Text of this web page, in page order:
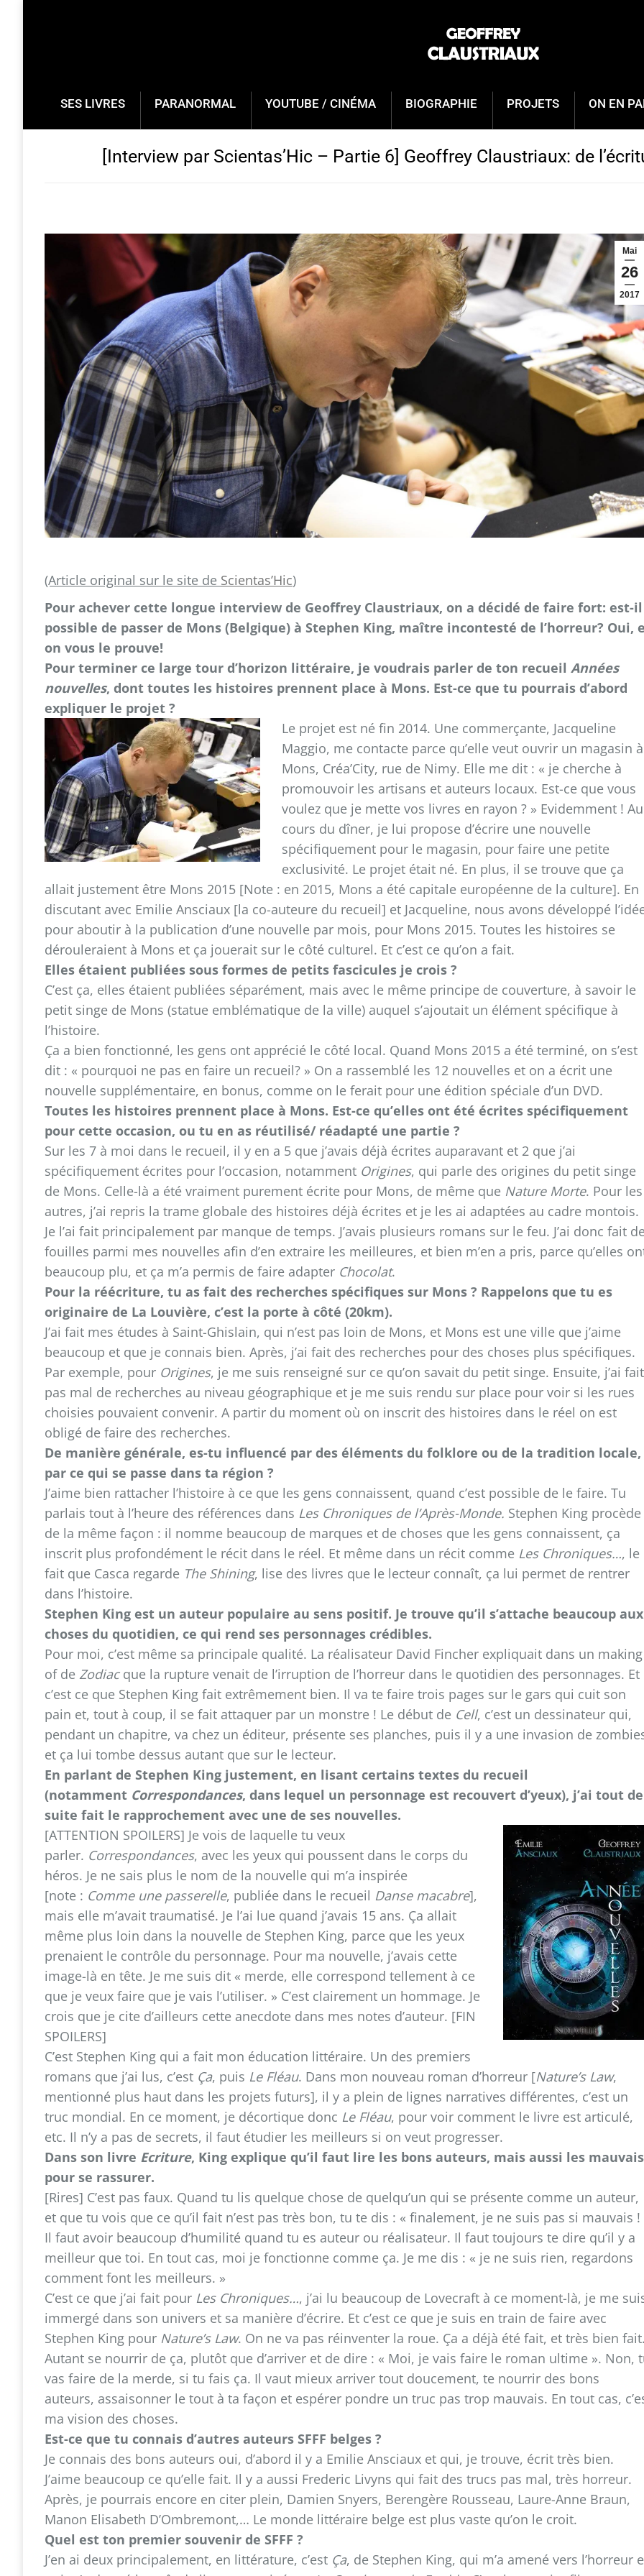
SES LIVRES PARANORMAL YOUTUBE / CINÉMA BIOGRAPHIE PROJETS ON EN
[Interview par Scientas’Hic – Partie 6] Geoffrey Claustriaux: de
Mai
26
2017
(Article original sur le site de Scientas’Hic)
Pour achever cette longue interview de Geoffrey Claustriaux, on a décidé de faire fort: est-il
possible de passer de Mons (Belgique) à Stephen King, maître incontesté de l’horreur? Oui,
on vous le prouve!
Pour terminer ce large tour d’horizon littéraire, je voudrais parler de ton recueil Années
nouvelles, dont toutes les histoires prennent place à Mons. Est-ce que tu pourrais d’abord
expliquer le projet ?
Le projet est né fin 2014. Une commerçante, Jacqueline
Maggio, me contacte parce qu’elle veut ouvrir un magasin à
Mons, Créa’City, rue de Nimy. Elle me dit : « je cherche à
promouvoir les artisans et auteurs locaux. Est-ce que vous
voulez que je mette vos livres en rayon ? » Evidemment ! Au
cours du dîner, je lui propose d’écrire une nouvelle
spécifiquement pour le magasin, pour faire une petite
exclusivité. Le projet était né. En plus, il se trouve que ça
allait justement être Mons 2015 [Note : en 2015, Mons a été capitale européenne de la culture]. En
discutant avec Emilie Ansciaux [la co-auteure du recueil] et Jacqueline, nous avons développé
pour aboutir à la publication d’une nouvelle par mois, pour Mons 2015. Toutes les histoires se
dérouleraient à Mons et ça jouerait sur le côté culturel. Et c’est ce qu’on a fait.
Elles étaient publiées sous formes de petits fascicules je crois ?
C’est ça, elles étaient publiées séparément, mais avec le même principe de couverture, à savoir le
petit singe de Mons (statue emblématique de la ville) auquel s’ajoutait un élément spécifique à
l’histoire.
Ça a bien fonctionné, les gens ont apprécié le côté local. Quand Mons 2015 a été terminé, on s’est
dit : « pourquoi ne pas en faire un recueil? » On a rassemblé les 12 nouvelles et on a écrit une
nouvelle supplémentaire, en bonus, comme on le ferait pour une édition spéciale d’un DVD.
Toutes les histoires prennent place à Mons. Est-ce qu’elles ont été écrites spécifiquement
pour cette occasion, ou tu en as réutilisé/ réadapté une partie ?
Sur les 7 à moi dans le recueil, il y en a 5 que j’avais déjà écrites auparavant et 2 que j’ai
spécifiquement écrites pour l’occasion, notamment Origines, qui parle des origines du petit singe
de Mons. Celle-là a été vraiment purement écrite pour Mons, de même que Nature Morte. Pour les
autres, j’ai repris la trame globale des histoires déjà écrites et je les ai adaptées au cadre montois.
Je l’ai fait principalement par manque de temps. J’avais plusieurs romans sur le feu. J’ai donc fait
fouilles parmi mes nouvelles afin d’en extraire les meilleures, et bien m’en a pris, parce qu’elles
beaucoup plu, et ça m’a permis de faire adapter Chocolat.
Pour la réécriture, tu as fait des recherches spécifiques sur Mons ? Rappelons que tu es
originaire de La Louvière, c’est la porte à côté (20km).
J’ai fait mes études à Saint-Ghislain, qui n’est pas loin de Mons, et Mons est une ville que j’aime
beaucoup et que je connais bien. Après, j’ai fait des recherches pour des choses plus spécifiques.
Par exemple, pour Origines, je me suis renseigné sur ce qu’on savait du petit singe. Ensuite, j’ai fait
pas mal de recherches au niveau géographique et je me suis rendu sur place pour voir si les rues
choisies pouvaient convenir. A partir du moment où on inscrit des histoires dans le réel on est
obligé de faire des recherches.
De manière générale, es-tu influencé par des éléments du folklore ou de la tradition locale,
par ce qui se passe dans ta région ?
J’aime bien rattacher l’histoire à ce que les gens connaissent, quand c’est possible de le faire. Tu
parlais tout à l’heure des références dans Les Chroniques de l’Après-Monde. Stephen King procède
de la même façon : il nomme beaucoup de marques et de choses que les gens connaissent, ça
inscrit plus profondément le récit dans le réel. Et même dans un récit comme Les Chroniques…, le
fait que Casca regarde The Shining, lise des livres que le lecteur connaît, ça lui permet de rentrer
dans l’histoire.
Stephen King est un auteur populaire au sens positif. Je trouve qu’il s’attache beaucoup aux
choses du quotidien, ce qui rend ses personnages crédibles.
Pour moi, c’est même sa principale qualité. La réalisateur David Fincher expliquait dans un making
of de Zodiacque la rupture venait de l’irruption de l’horreur dans le quotidien des personnages. Et
c’est ce que Stephen King fait extrêmement bien. Il va te faire trois pages sur le gars qui cuit son
pain et, tout à coup, il se fait attaquer par un monstre ! Le début de Cell, c’est un dessinateur qui,
pendant un chapitre, va chez un éditeur, présente ses planches, puis il y a une invasion de
et ça lui tombe dessus autant que sur le lecteur.
En parlant de Stephen King justement, en lisant certains textes du recueil
(notamment Correspondances, dans lequel un personnage est recouvert d’yeux), j’ai tout de
suite fait le rapprochement avec une de ses nouvelles.
[ATTENTION SPOILERS] Je vois de laquelle tu veux
parler. Correspondances, avec les yeux qui poussent dans le corps du
héros. Je ne sais plus le nom de la nouvelle qui m’a inspirée
[note : Comme une passerelle, publiée dans le recueil Danse macabre],
mais elle m’avait traumatisé. Je l’ai lue quand j’avais 15 ans. Ça allait
même plus loin dans la nouvelle de Stephen King, parce que les yeux
prenaient le contrôle du personnage. Pour ma nouvelle, j’avais cette
image-là en tête. Je me suis dit « merde, elle correspond tellement à ce
que je veux faire que je vais l’utiliser. » C’est clairement un hommage. Je
crois que je cite d’ailleurs cette anecdote dans mes notes d’auteur. [FIN
SPOILERS]
C’est Stephen King qui a fait mon éducation littéraire. Un des premiers
romans que j’ai lus, c’est Ça, puis Le Fléau. Dans mon nouveau roman d’horreur [Nature’s Law,
mentionné plus haut dans les projets futurs], il y a plein de lignes narratives différentes, c’est un
truc mondial. En ce moment, je décortique donc Le Fléau, pour voir comment le livre est articulé,
etc. Il n’y a pas de secrets, il faut étudier les meilleurs si on veut progresser.
Dans son livre Ecriture, King explique qu’il faut lire les bons auteurs, mais aussi les
pour se rassurer.
[Rires] C’est pas faux. Quand tu lis quelque chose de quelqu’un qui se présente comme un auteur,
et que tu vois que ce qu’il fait n’est pas très bon, tu te dis : « finalement, je ne suis pas si mauvais !
Il faut avoir beaucoup d’humilité quand tu es auteur ou réalisateur. Il faut toujours te dire qu’il y a
meilleur que toi. En tout cas, moi je fonctionne comme ça. Je me dis : « je ne suis rien, regardons
comment font les meilleurs. »
C’est ce que j’ai fait pour Les Chroniques…, j’ai lu beaucoup de Lovecraft à ce moment-là, je me
immergé dans son univers et sa manière d’écrire. Et c’est ce que je suis en train de faire avec
Stephen King pour Nature’s Law. On ne va pas réinventer la roue. Ça a déjà été fait, et très bien
Autant se nourrir de ça, plutôt que d’arriver et de dire : « Moi, je vais faire le roman ultime ». Non,
vas faire de la merde, si tu fais ça. Il vaut mieux arriver tout doucement, te nourrir des bons
auteurs, assaisonner le tout à ta façon et espérer pondre un truc pas trop mauvais. En tout cas,
ma vision des choses.
Est-ce que tu connais d’autres auteurs SFFF belges ?
Je connais des bons auteurs oui, d’abord il y a Emilie Ansciaux et qui, je trouve, écrit très bien.
J’aime beaucoup ce qu’elle fait. Il y a aussi Frederic Livyns qui fait des trucs pas mal, très horreur.
Après, je pourrais encore en citer plein, Damien Snyers, Berengère Rousseau, Laure-Anne Braun,
Manon Elisabeth D’Ombremont,… Le monde littéraire belge est plus vaste qu’on le croit.
Quel est ton premier souvenir de SFFF ?
J’en ai deux principalement, en littérature, c’est Ça, de Stephen King, qui m’a amené vers l’horreur